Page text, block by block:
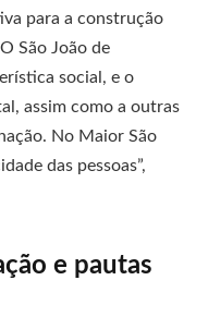
para a construção
São João de
social, e o
assim como a outras
No Maior São
das pessoas”,
e pautas